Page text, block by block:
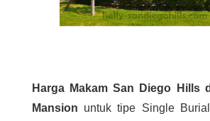
Harga Makam San Diego Hills
Mansion untuk tipe Single